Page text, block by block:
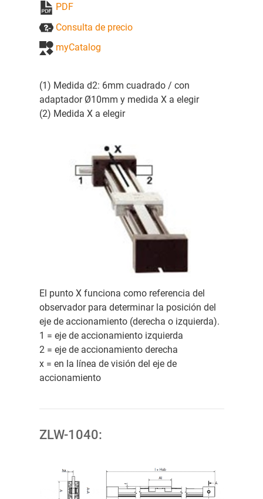
PDF
Consulta de precio
myCatalog
(1) Medida d2: 6mm cuadrado / con
adaptador Ø10mm y medida X a elegir
(2) Medida X a elegir
El punto X funciona como referencia del
observador para determinar la posición del
eje de accionamiento (derecha o izquierda).
1 = eje de accionamiento izquierda
2 = eje de accionamiento derecha
x = en la línea de visión del eje de
accionamiento
ZLW-1040: